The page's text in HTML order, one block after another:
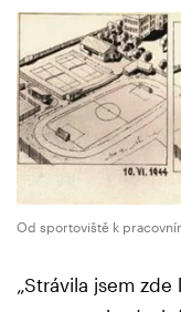
Od sportoviště k
„Strávila jsem